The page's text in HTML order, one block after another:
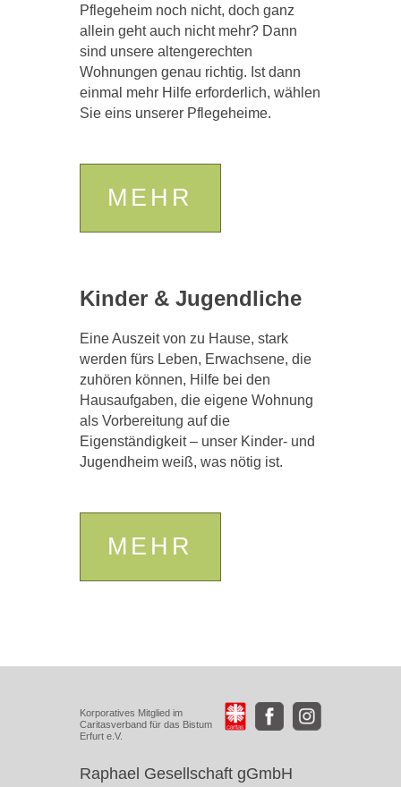
Pflegeheim noch nicht, doch ganz
allein geht auch nicht mehr? Dann
sind unsere altengerechten
Wohnungen genau richtig. Ist dann
einmal mehr Hilfe erforderlich, wählen
Sie eins unserer Pflegeheime.
MEHR
Kinder & Jugendliche
Eine Auszeit von zu Hause, stark
werden fürs Leben, Erwachsene, die
zuhören können, Hilfe bei den
Hausaufgaben, die eigene Wohnung
als Vorbereitung auf die
Eigenständigkeit – unser Kinder- und
Jugendheim weiß, was nötig ist.
MEHR
Korporatives Mitglied im
Caritasverband für das Bistum
Erfurt e.V.
Raphael Gesellschaft gGmbH